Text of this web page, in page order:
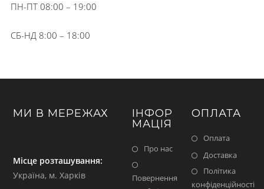
ПН-ПТ 08:00 – 19:00
СБ-НД 8:00 – 18:00
МИ В МЕРЕЖАХ
Місце розташування:
Україна, м. Харків
ІНФОР
МАЦІЯ
Про нас
Повернення
ОПЛАТА
Оплата
Доставка
Політика
конфіденційності